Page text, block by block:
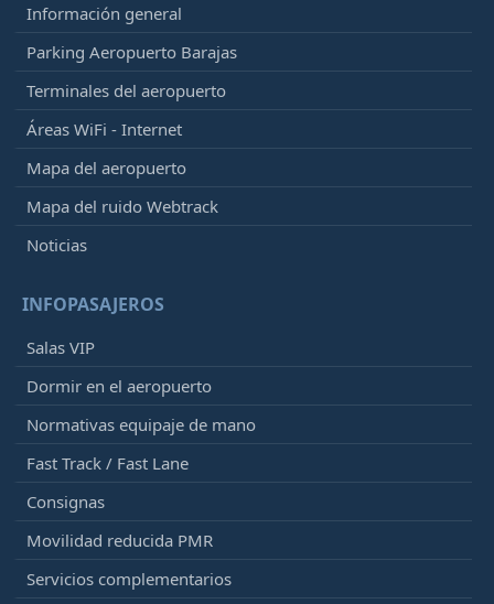
Información general
Parking Aeropuerto Barajas
Terminales del aeropuerto
Áreas WiFi - Internet
Mapa del aeropuerto
Mapa del ruido Webtrack
Noticias
INFOPASAJEROS
Salas VIP
Dormir en el aeropuerto
Normativas equipaje de mano
Fast Track / Fast Lane
Consignas
Movilidad reducida PMR
Servicios complementarios